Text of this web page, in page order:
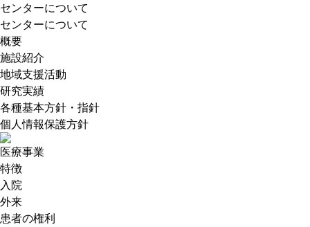
センターについて
センターについて
概要
施設紹介
地域支援活動
研究実績
各種基本方針・指針
個人情報保護方針
医療事業
特徴
入院
外来
患者の権利